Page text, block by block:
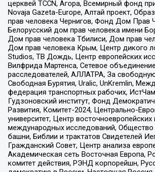
церквей TCCN, Агора, Всемирный фонд
Novaja Gazeta-Europe, Алтай проект,
прав человека Чернигов, Фонд Дом Прав
Белорусский дом прав человека имени
Дом прав человека Тбилиси, Дом прав
Дом прав человека Крым, Центр дикого
Studios, ТВ Дождь, Центр европейских
Вилфрида Мартенса, Сетевое
расследователей, АЛЛАТРА, За
Свободная Бурятия, Uralic, UnKremlin,
федерация транспортных рабочих,
Гудзоновский институт, Фонд
Развития, Комитет-2024, Центрально-
университет, Центр восточноевропейских
международных исследований,
башни, Библии и трактатов Свидетелей
Гражданский Совет, Центр анализа
Академическая сеть Восточная Европа,
комитет действия, РЭНД корпорейшн,